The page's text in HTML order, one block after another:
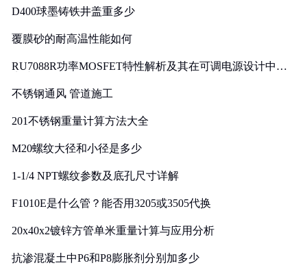
D400球墨铸铁井盖重多少
覆膜砂的耐高温性能如何
RU7088R功率MOSFET特性解析及其在可调电源设计中的
不锈钢通风 管道施工
201不锈钢重量计算方法大全
M20螺纹大径和小径是多少
1-1/4 NPT螺纹参数及底孔尺寸详解
F1010E是什么管？能否用3205或3505代换
20x40x2镀锌方管单米重量计算与应用分析
抗渗混凝土中P6和P8膨胀剂分别加多少